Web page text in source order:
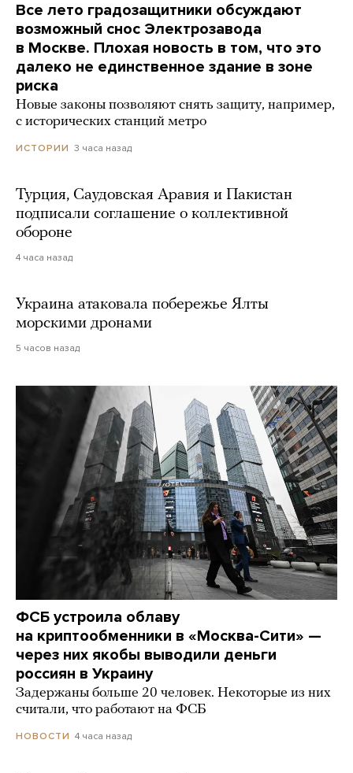
Все лето градозащитники обсуждают
возможный снос Электрозавода
в Москве. Плохая новость в том, что это
далеко не единственное здание в зоне
риска
Новые законы позволяют снять защиту, например,
с исторических станций метро
ИСТОРИИ 3 часа назад
Турция, Саудовская Аравия и Пакистан
подписали соглашение о коллективной
обороне
4 часа назад
Украина атаковала побережье Ялты
морскими дронами
5 часов назад
ФСБ устроила облаву
на криптообменники в «Москва-Сити» —
через них якобы выводили деньги
россиян в Украину
Задержаны больше 20 человек. Некоторые из них
считали, что работают на ФСБ
НОВОСТИ 4 часа назад